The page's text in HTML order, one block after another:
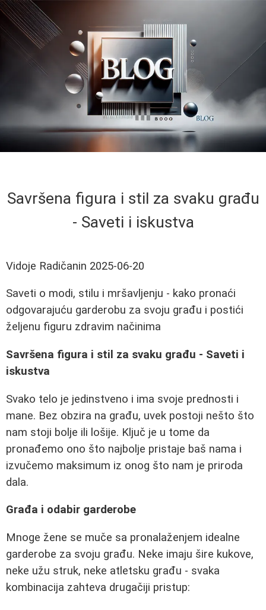
Savršena figura i stil za svaku građu
- Saveti i iskustva
Vidoje Radičanin 2025-06-20
Saveti o modi, stilu i mršavljenju - kako pronaći
odgovarajuću garderobu za svoju građu i postići
željenu figuru zdravim načinima
Savršena figura i stil za svaku građu - Saveti i
iskustva
Svako telo je jedinstveno i ima svoje prednosti i
mane. Bez obzira na građu, uvek postoji nešto što
nam stoji bolje ili lošije. Ključ je u tome da
pronađemo ono što najbolje pristaje baš nama i
izvučemo maksimum iz onog što nam je priroda
dala.
Građa i odabir garderobe
Mnoge žene se muče sa pronalaženjem idealne
garderobe za svoju građu. Neke imaju šire kukove,
neke užu struk, neke atletsku građu - svaka
kombinacija zahteva drugačiji pristup: